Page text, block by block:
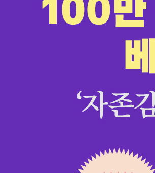
기 힘든 감정 다루기: 창피함, 공허함, 양가감
운 감정 다루기: 자기혐오, 죄책감, 자기연민,
마치며: 감정이라는 에너지를 이용하라
마치며: 받아들이고 원하고 지속하라